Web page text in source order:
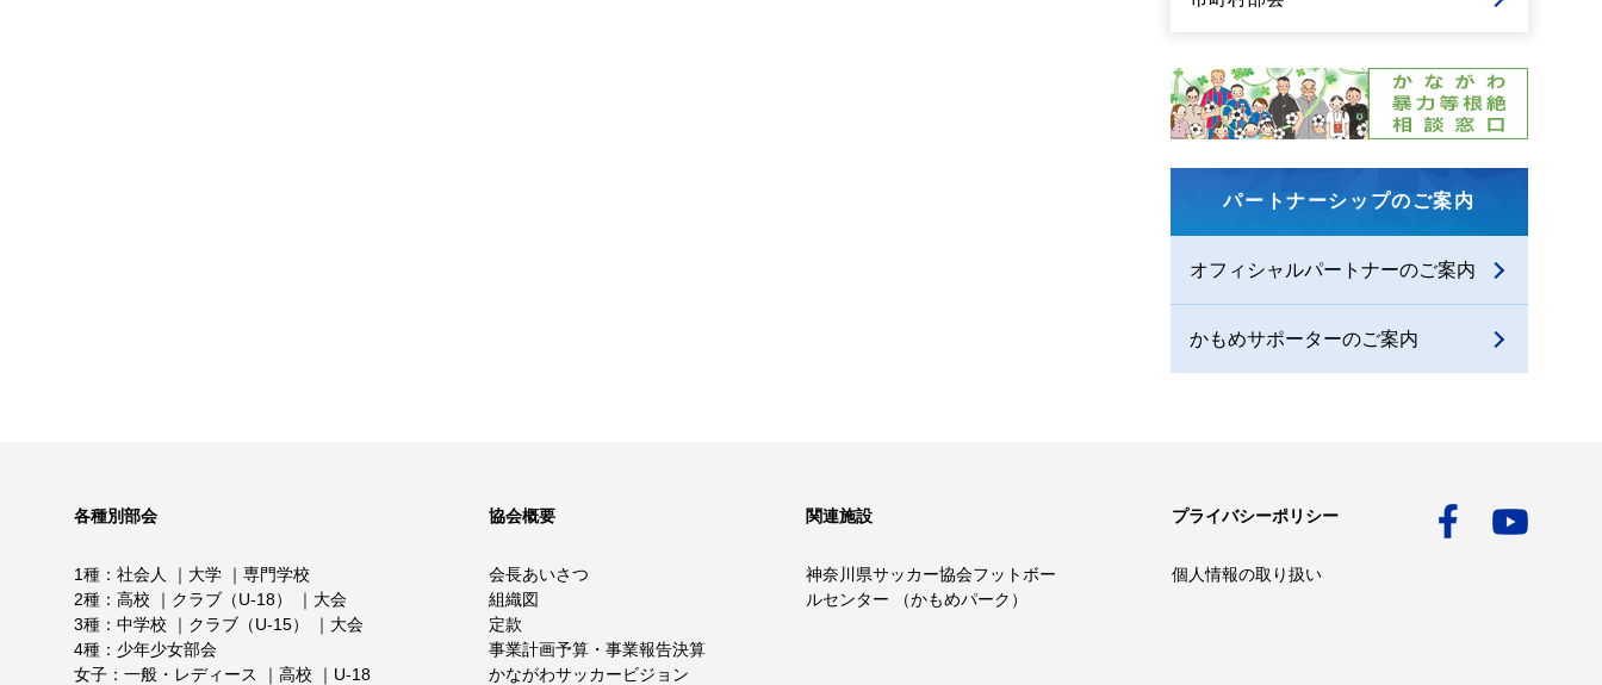
パートナーシップのご案内
オフィシャルパートナーのご案内
かもめサポーターのご案内
各種別部会
1種 社会人 大学
専門学校
2種
高校 クラブ（U-18）
大会
3種
中学校 クラブ（U-15）
大会
4種
少年少女部会
女子
一般・レディース 高校 U-18
協会概要
会長あいさつ
組織図
定款
事業計画予算・事業報告決算
かながわサッカービジョン
関連施設
神奈川県サッカー協会フットボー
ルセンター （かもめパーク）
プライバシーポリシー
個人情報の取り扱い